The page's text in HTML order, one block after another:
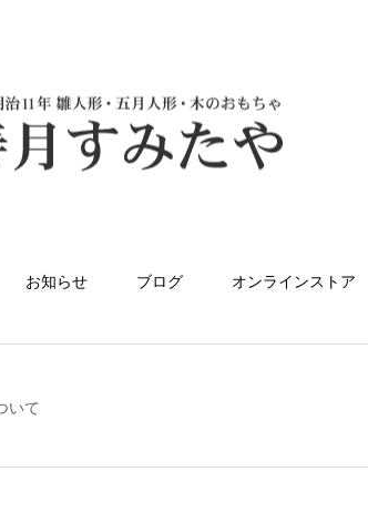
お知らせ ブログ オンラインストア
いて